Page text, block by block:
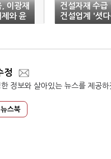
이광재
제와 윤
보람”
건설자재 수
건설업계 '셧
정
한 정보와 살아있는 뉴스를 제공하
뉴스북